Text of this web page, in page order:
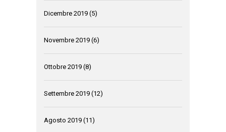
Dicembre 2019 (5)
Novembre 2019 (6)
Ottobre 2019 (8)
Settembre 2019 (12)
Agosto 2019 (11)